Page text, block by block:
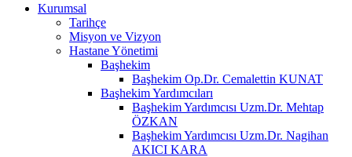
Kurumsal
Tarihçe
Misyon ve Vizyon
Hastane Yönetimi
Başhekim
Başhekim Op.Dr. Cemalettin KUNAT
Başhekim Yardımcıları
Başhekim Yardımcısı Uzm.Dr. Mehtap
ÖZKAN
Başhekim Yardımcısı Uzm.Dr. Nagihan
AKICI KARA